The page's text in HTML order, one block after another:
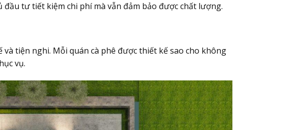
tư tiết kiệm chi phí mà vẫn đảm bảo được chất lượng.
tiện nghi. Mỗi quán cà phê được thiết kế sao cho không
vụ.